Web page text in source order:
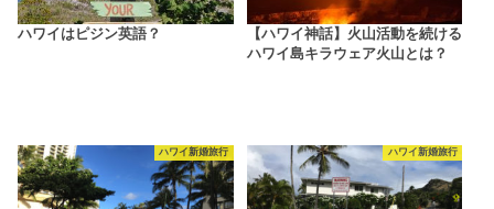
ハワイはピジン英語？
【ハワイ神話】火山活動を続ける
ハワイ島キラウェア火山とは？
ハワイ新婚旅行 ハワイ新婚旅行